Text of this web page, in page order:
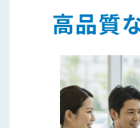
高品質